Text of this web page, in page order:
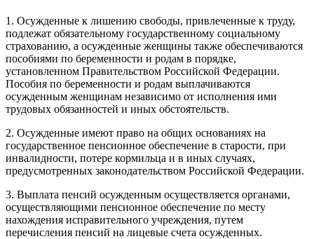
1. Осужденные к лишению свободы, привлеченные к труду,
подлежат обязательному государственному социальному
страхованию, а осужденные женщины также обеспечиваются
пособиями по беременности и родам в порядке,
установленном Правительством Российской Федерации.
Пособия по беременности и родам выплачиваются
осужденным женщинам независимо от исполнения ими
трудовых обязанностей и иных обстоятельств.
2. Осужденные имеют право на общих основаниях на
государственное пенсионное обеспечение в старости, при
инвалидности, потере кормильца и в иных случаях,
предусмотренных законодательством Российской Федерации.
3. Выплата пенсий осужденным осуществляется органами,
осуществляющими пенсионное обеспечение по месту
нахождения исправительного учреждения, путем
перечисления пенсий на лицевые счета осужденных.